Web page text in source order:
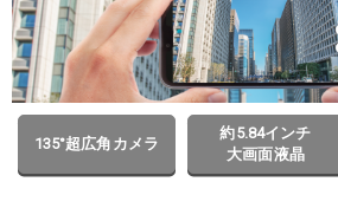
135°超広角カメラ
約5.84インチ
大画面液晶